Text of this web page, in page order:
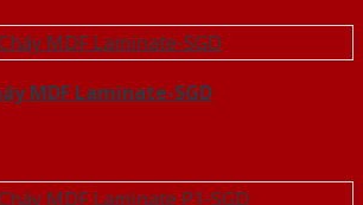
MDF Laminate-SGD